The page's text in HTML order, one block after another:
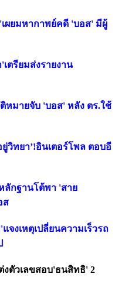
ผยมหากาพย์คดี 'บอส' มีผู้
ตรียมส่งรายงาน
หมายจับ 'บอส' หลัง ตร.ใช้
วิทยา’!อินเตอร์โพล ตอบอี
ลักฐานโต้พา 'สาย
ส
งเหตุเปลี่ยนความเร็วรถ
งตัวเลขสอบ'ธนสิทธิ' 2